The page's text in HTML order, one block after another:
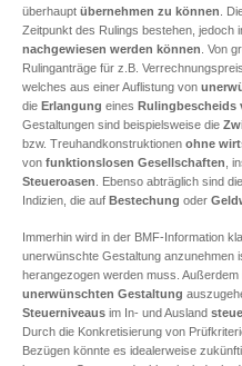
überhaupt übernehmen zu können .
Zeitpunkt des Rulings bestehen, jedoch
nachgewiesen werden können . Von
Rulinganträge für z.B.
welches aus einer Auflistung von
die Erlangung eines Rulingbescheids
Gestaltungen sind beispielsweise die
bzw. Treuhandkonstruktionen ohne
von funktionslosen Gesellschaften ,
Steueroasen . Ebenso abträglich sind
Indizien, die auf Bestechung oder
Immerhin wird in der BMF-Information
unerwünschte Gestaltung anzunehmen
herangezogen werden muss. Außerdem
unerwünschten Gestaltung
Steuerniveaus im In- und Ausland
Durch die Konkretisierung von
Bezügen könnte es idealerweise